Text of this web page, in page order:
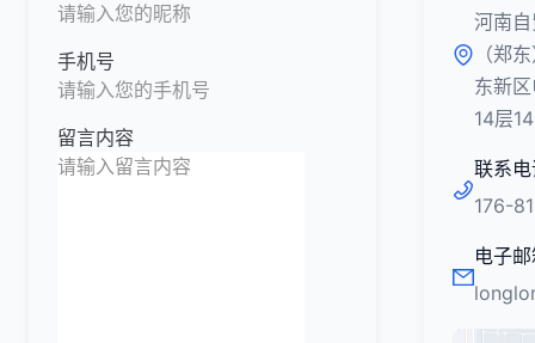
手机号
留言内容
河南
（郑
东新
14层
联系
176-
电子